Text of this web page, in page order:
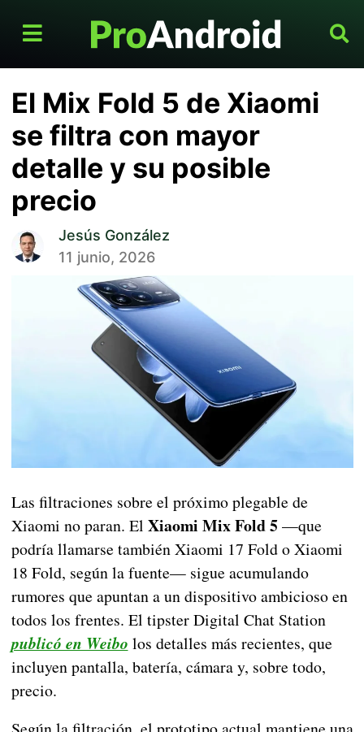
El Mix Fold 5 de Xiaomi
se filtra con mayor
detalle y su posible
precio
Jesús González
11 junio, 2026
Las filtraciones sobre el próximo plegable de
Xiaomi no paran. El Xiaomi Mix Fold 5—que
podría llamarse también Xiaomi 17 Fold o Xiaomi
18 Fold, según la fuente— sigue acumulando
rumores que apuntan a un dispositivo ambicioso en
todos los frentes. El tipster Digital Chat Station
publicó en Weibo los detalles más recientes, que
incluyen pantalla, batería, cámara y, sobre todo,
precio.